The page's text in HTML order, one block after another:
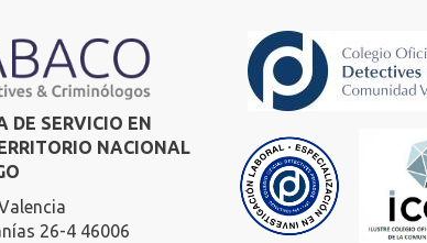
DE SERVICIO EN
NACIONAL
26-4 46006